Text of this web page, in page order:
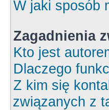
W jaki sposób
Zagadnienia
Kto jest
Dlaczego
Z kim się
związanych z